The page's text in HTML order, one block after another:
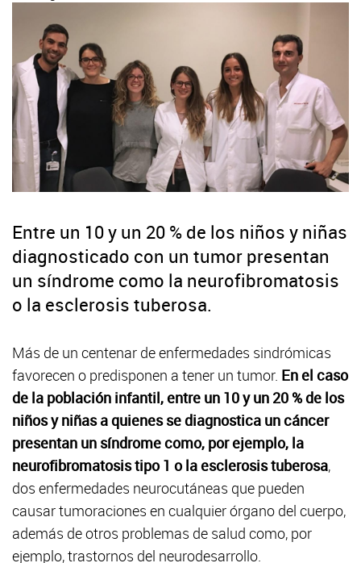
Entre un 10 y un 20 % de los niños y niñas
diagnosticado con un tumor presentan
un síndrome como la neurofibromatosis
o la esclerosis tuberosa.
Más de un centenar de enfermedades sindrómicas
favorecen o predisponen a tener un tumor. En el caso
de la población infantil, entre un 10 y un 20 % de los
niños y niñas a quienes se diagnostica un cáncer
presentan un síndrome como, por ejemplo, la
neurofibromatosis tipo 1 o la esclerosis tuberosa,
dos enfermedades neurocutáneas que pueden
causar tumoraciones en cualquier órgano del cuerpo,
además de otros problemas de salud como, por
ejemplo, trastornos del neurodesarrollo.